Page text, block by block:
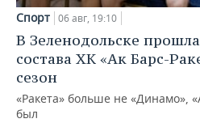
Спорт 06 авг, 19:10
В Зеленодольске
состава ХК «Ак Барс-
сезон
«Ракета» больше не «Динамо»,
был